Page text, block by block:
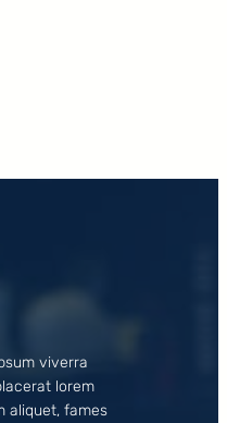
viverra
lorem
aliquet, fames